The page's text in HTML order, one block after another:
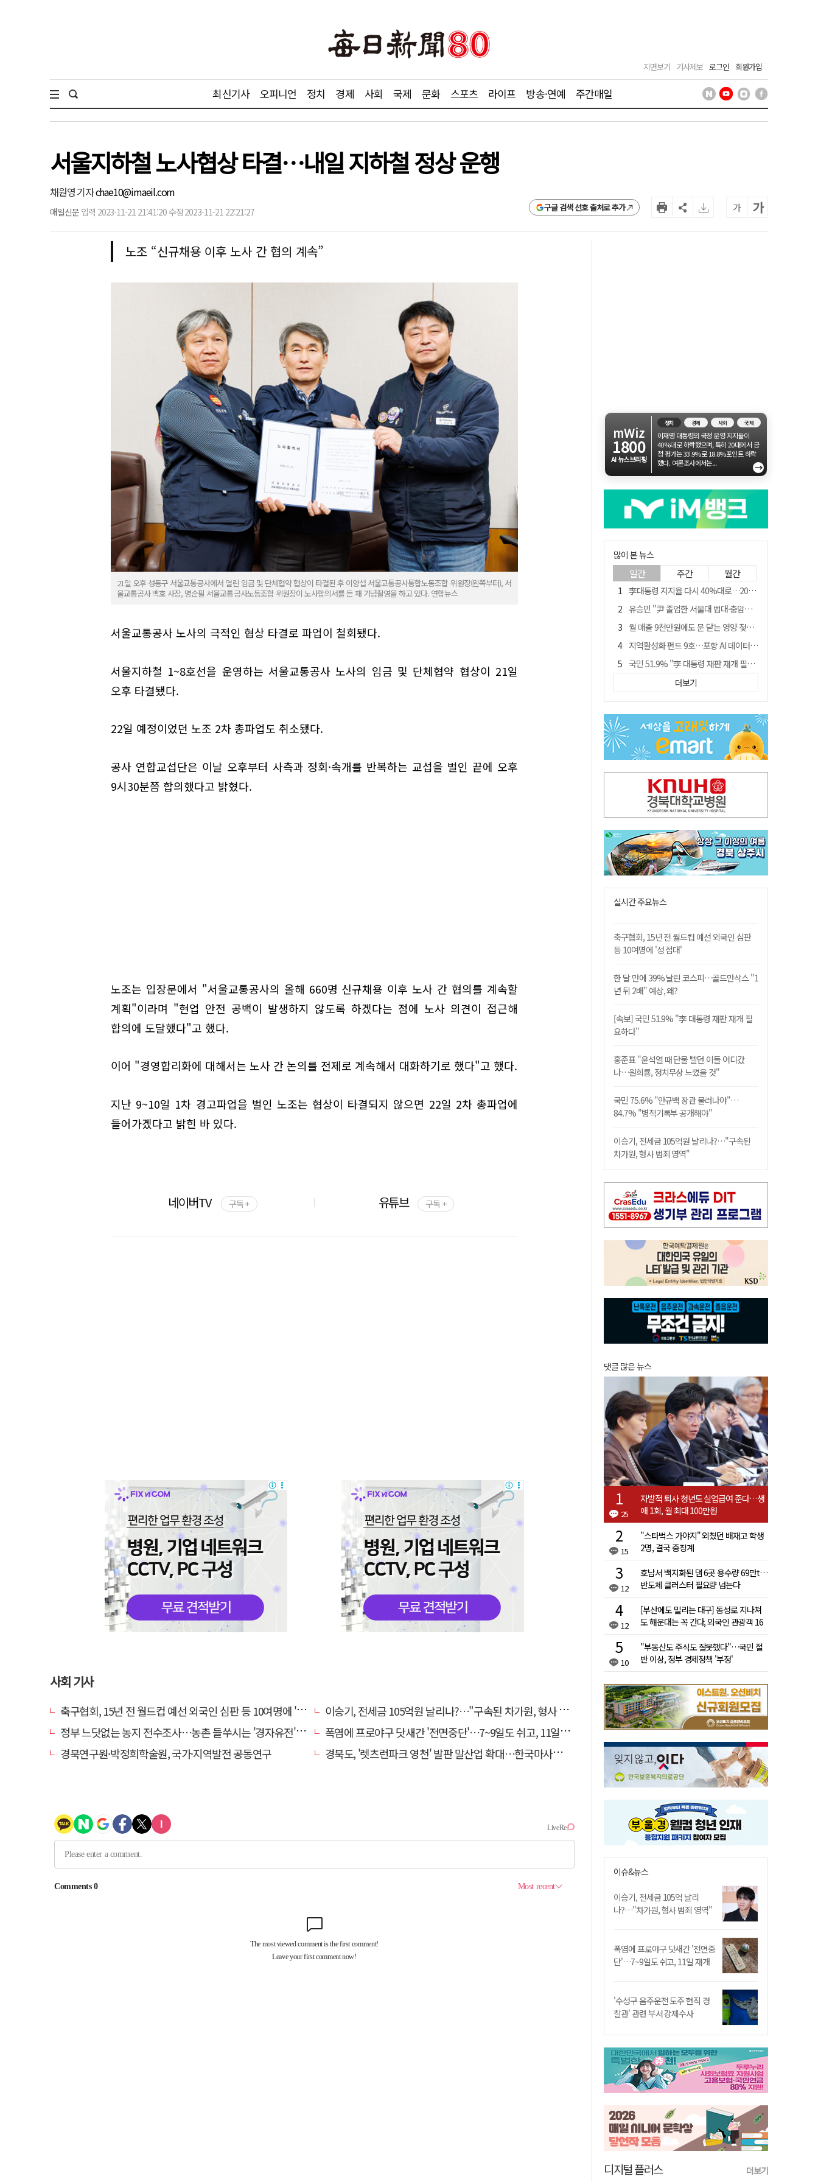
지면보기 기사제보 로그인 회원가입
최신기사 오피니언 정치 경제 사회 국제 문화 스포츠 라이프 방송·연예 주간매일
서울지하철 노사협상 타결…내일 지하철 정상 운행
채원영 기자chae10@imaeil.com
매일신문 입력 2023-11-21 21:41:20 수정 2023-11-21 22:21:27 구글 검색 선호 출처로 추가 가 가
노조 “신규채용 이후 노사 간 협의 계속”
21일 오후 성동구 서울교통공사에서 열린 임금 및 단체협약 협상이 타결된 후 이양섭 서울교통공사통합노동조합 위원장(왼쪽부터), 서
울교통공사 백호 사장, 명순필 서울교통공사노동조합 위원장이 노사합의서를 든 채 기념촬영을 하고 있다. 연합뉴스
서울교통공사 노사의 극적인 협상 타결로 파업이 철회됐다.
서울지하철 1~8호선을 운영하는 서울교통공사 노사의 임금 및 단체협약 협상이 21일
오후 타결됐다.
22일 예정이었던 노조 2차 총파업도 취소됐다.
공사 연합교섭단은 이날 오후부터 사측과 정회·속개를 반복하는 교섭을 벌인 끝에 오후
9시30분쯤 합의했다고 밝혔다.
노조는 입장문에서 "서울교통공사의 올해 660명 신규채용 이후 노사 간 협의를 계속할
계획"이라며 "현업 안전 공백이 발생하지 않도록 하겠다는 점에 노사 의견이 접근해
합의에 도달했다"고 했다.
이어 "경영합리화에 대해서는 노사 간 논의를 전제로 계속해서 대화하기로 했다"고 했다.
지난 9~10일 1차 경고파업을 벌인 노조는 협상이 타결되지 않으면 22일 2차 총파업에
들어가겠다고 밝힌 바 있다.
네이버TV 구독 + 유튜브 구독 +
사회 기사
축구협회, 15년 전 월드컵 예선 외국인 심판 등 10여명에 '성 접대'
이승기, 전세금 105억원 날리나?…"구속된 차가원, 형사 범죄 영역"
정부 느닷없는 농지 전수조사…농촌 들쑤시는 '경자유전'의 칼날
폭염에 프로야구 닷새간 '전면중단'…7~9일도 쉬고, 11일 재개
경북연구원·박정희학술원, 국가·지역발전 공동연구
경북도, '렛츠런파크 영천' 발판 말산업 확대…한국마사회 유치도 총력
mWiz
1800
AI 뉴스브리핑
정치 경제 사회 국제
이재명 대통령의 국정 운영 지지율이
40%대로 하락했으며, 특히 20대에서 긍
정 평가는 33.9%로 18.8%포인트 하락
했다. 여론조사에서는...
→
많이 본 뉴스
일간 주간 월간
李대통령 지지율 다시 40%대로…20대는 18.8%p 급락
유승민 "尹 졸업한 서울대 법대·충암고도 없애야"…李 육사 통합 직격
월 매출 9천만원에도 문 닫는 영양 젖소농장… "일할 사람이 없어"
지역활성화 펀드 9호…포항 AI 데이터센터에 6천억 투입
국민 51.9% "李 대통령 재판 재개 필요하다"
경북 영천시, 9월부터 11월까지 반값 여행 혜택 제공
'솔리다임 IPO 추진설' SK하이닉스, 주가 9% 급락
경찰, 홍명보 선임 의혹 수사…대한축구협회 전격 압수수색
"김용민, 흑백논리로 세상 보는 듯" 검찰 내부서 지탄
더보기
실시간 주요뉴스
축구협회, 15년 전 월드컵 예선 외국인 심판
등 10여명에 '성 접대'
한 달 만에 39% 날린 코스피…골드만삭스 "1
년 뒤 2배" 예상, 왜?
[속보] 국민 51.9% "李 대통령 재판 재개 필
요하다"
홍준표 "윤석열 때 단물 빨던 이들 어디갔
나…원희룡, 정치무상 느꼈을 것"
국민 75.6% "안규백 장관 물러나야"…
84.7% "병적기록부 공개해야"
이승기, 전세금 105억원 날리나?…"구속된
차가원, 형사 범죄 영역"
댓글 많은 뉴스
25
자발적 퇴사 청년도 실업급여 준다…생
애 1회, 월 최대 100만원
15
"스타벅스 가야지" 외쳤던 배재고 학생
2명, 결국 중징계
12
호남서 백지화된 댐 6곳 용수량 69만t…
반도체 클러스터 필요량 넘는다
12
[부산에도 밀리는 대구] 동성로 지나쳐
도 해운대는 꼭 간다, 외국인 관광객 16
10
"부동산도 주식도 잘못했다"…국민 절
반 이상, 정부 경제정책 '부정'
이슈&뉴스
이승기, 전세금 105억 날리
나?…"차가원, 형사 범죄 영역"
폭염에 프로야구 닷새간 '전면중
단'…7~9일도 쉬고, 11일 재개
'수성구 음주운전 도주 현직 경
찰관' 관련 부서 강제수사
디지털 플러스 더보기